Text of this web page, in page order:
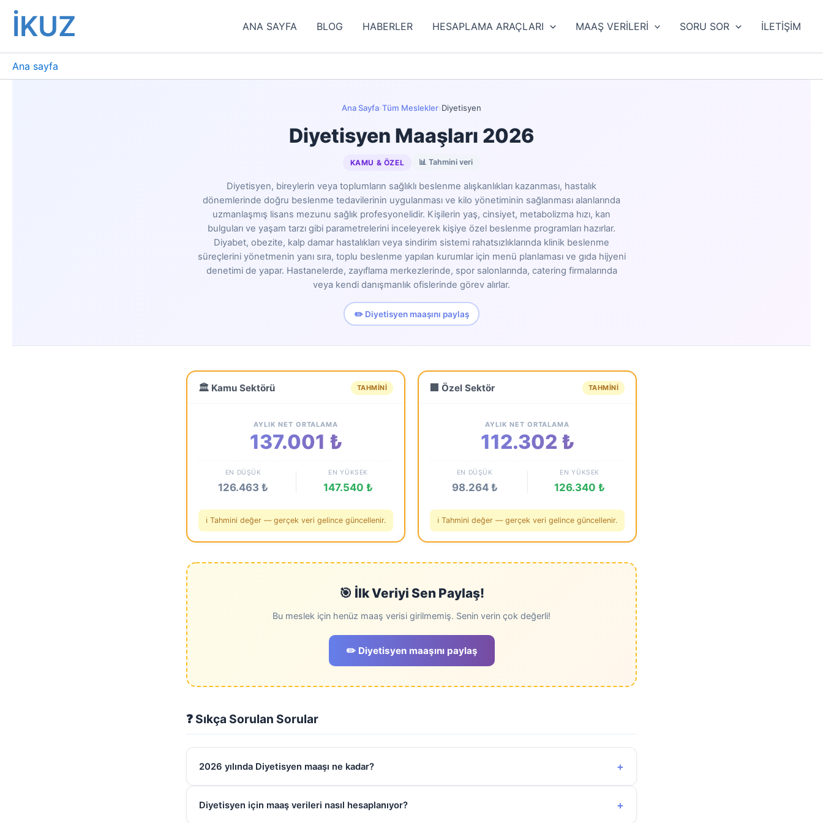
İçeriğe
İKUZ ANA SAYFA BLOG HABERLER HESAPLAMA ARAÇLARI MAAŞ VERİLERİ SORU SOR İLETİŞİM
Ana sayfa
Ana Sayfa›Tüm Meslekler›Diyetisyen
Diyetisyen Maaşları 2026
KAMU & ÖZEL 📊 Tahmini veri
Diyetisyen, bireylerin veya toplumların sağlıklı beslenme alışkanlıkları kazanması, hastalık
dönemlerinde doğru beslenme tedavilerinin uygulanması ve kilo yönetiminin sağlanması alanlarında
uzmanlaşmış lisans mezunu sağlık profesyonelidir. Kişilerin yaş, cinsiyet, metabolizma hızı, kan
bulguları ve yaşam tarzı gibi parametrelerini inceleyerek kişiye özel beslenme programları hazırlar.
Diyabet, obezite, kalp damar hastalıkları veya sindirim sistemi rahatsızlıklarında klinik beslenme
süreçlerini yönetmenin yanı sıra, toplu beslenme yapılan kurumlar için menü planlaması ve gıda hijyeni
denetimi de yapar. Hastanelerde, zayıflama merkezlerinde, spor salonlarında, catering firmalarında
veya kendi danışmanlık ofislerinde görev alırlar.
✏️ Diyetisyen maaşını paylaş
🏛️ Kamu Sektörü TAHMINI
AYLIK NET ORTALAMA
137.001 ₺
EN DÜŞÜK
126.463 ₺
EN YÜKSEK
147.540 ₺
ℹ️ Tahmini değer — gerçek veri gelince güncellenir.
🏢 Özel Sektör TAHMINI
AYLIK NET ORTALAMA
112.302 ₺
EN DÜŞÜK
98.264 ₺
EN YÜKSEK
126.340 ₺
ℹ️ Tahmini değer — gerçek veri gelince güncellenir.
🎯 İlk Veriyi Sen Paylaş!
Bu meslek için henüz maaş verisi girilmemiş. Senin verin çok değerli!
✏️ Diyetisyen maaşını paylaş
❓ Sıkça Sorulan Sorular
2026 yılında Diyetisyen maaşı ne kadar? +
Diyetisyen için maaş verileri nasıl hesaplanıyor? +